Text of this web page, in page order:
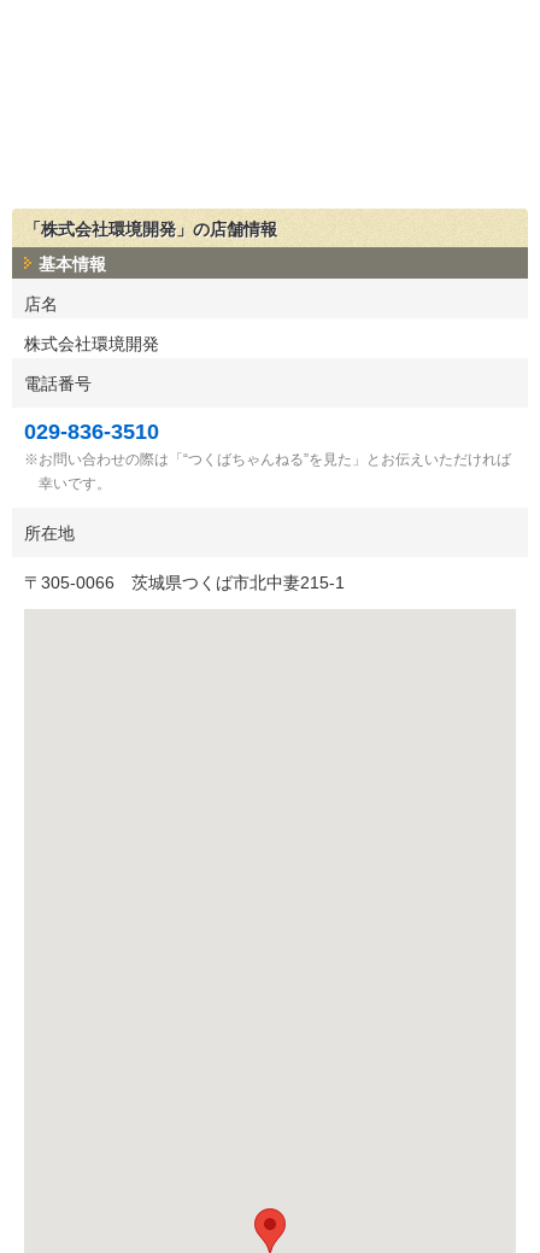
「株式会社環境開発」の店舗情報
基本情報
店名
株式会社環境開発
電話番号
029-836-3510
お問い合わせの際は「“つくばちゃんねる”を見た」とお伝えいただければ
幸いです。
所在地
〒 305-0066 茨城県つくば市北中妻215-1